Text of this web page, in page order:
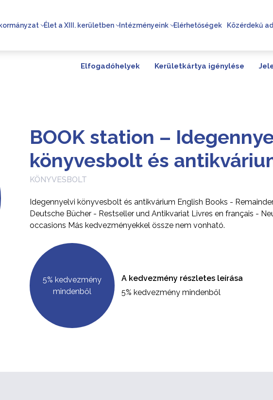
Élet a XIII. kerületben Intézményeink Elérhetőségek Közérdekű
Elfogadóhelyek Kerületkártya igénylése
BOOK station –
könyvesbolt és
KÖNYVESBOLT
Idegennyelvi könyvesbolt és antikvárium English Books -
Deutsche Bücher - Restseller und Antikvariat Livres en français -
occasions Más kedvezményekkel össze nem vonható.
5% kedvezmény
mindenből
A kedvezmény részletes leírása
5% kedvezmény mindenből